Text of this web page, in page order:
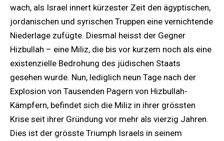
wach, als Israel innert kürzester Zeit den ägyptischen,
jordanischen und syrischen Truppen eine vernichtende
Niederlage zufügte. Diesmal heisst der Gegner
Hizbullah – eine Miliz, die bis vor kurzem noch als eine
existenzielle Bedrohung des jüdischen Staats
gesehen wurde. Nun, lediglich neun Tage nach der
Explosion von Tausenden Pagern von Hizbullah-
Kämpfern, befindet sich die Miliz in ihrer grössten
Krise seit ihrer Gründung vor mehr als vierzig Jahren.
Dies ist der grösste Triumph Israels in seinem